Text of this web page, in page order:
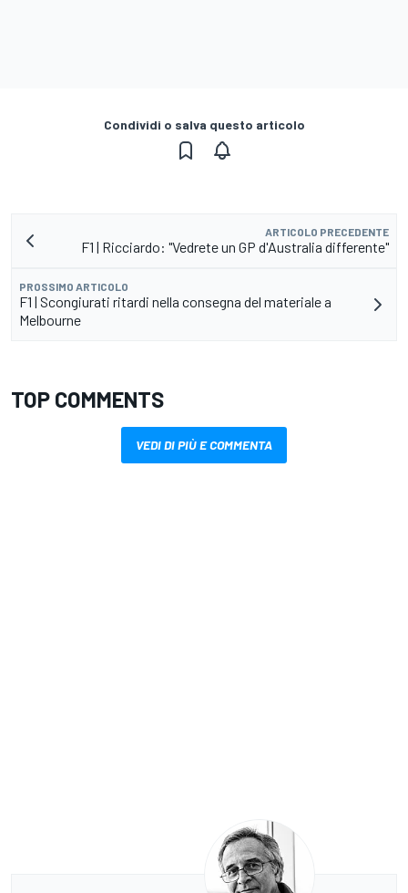
Condividi o salva questo articolo
ARTICOLO PRECEDENTE
F1 | Ricciardo: "Vedrete un GP d'Australia differente"
PROSSIMO ARTICOLO
F1 | Scongiurati ritardi nella consegna del materiale a
Melbourne
TOP COMMENTS
VEDI DI PIÙ E COMMENTA